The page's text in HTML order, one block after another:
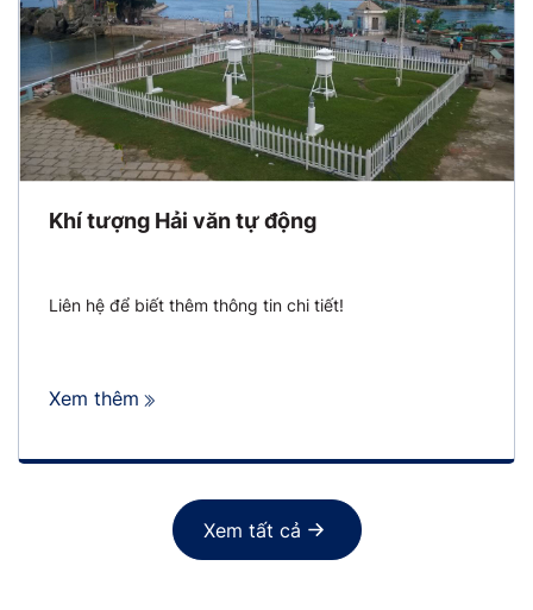
Khí tượng Hải văn tự động
Liên hệ để biết thêm thông tin chi tiết!
Xem thêm
Xem tất cả